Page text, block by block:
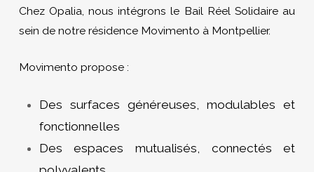
Chez Opalia, nous intégrons le Bail Réel Solidaire au
sein de notre résidence Movimento à Montpellier.
Movimento propose :
Des surfaces généreuses, modulables et
fonctionnelles
Des espaces mutualisés, connectés et